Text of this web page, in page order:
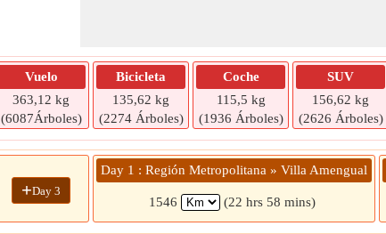
Vuelo
363,12 kg
(6087Árboles)
Bicicleta
135,62 kg
(2274 Árboles)
Coche
115,5 kg
(1936 Árboles)
SUV
156,62 kg
(2626 Árboles)
+Day 3
Day 1 : Región Metropolitana » Villa Amengual
1546 (22 hrs 58 mins)